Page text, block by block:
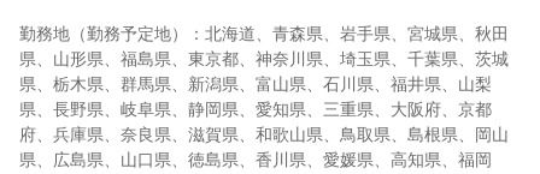
勤務地（勤務予定地）：北海道、青森県、岩手県、宮城県、秋田
県、山形県、福島県、東京都、神奈川県、埼玉県、千葉県、茨城
県、栃木県、群馬県、新潟県、富山県、石川県、福井県、山梨
県、長野県、岐阜県、静岡県、愛知県、三重県、大阪府、京都
府、兵庫県、奈良県、滋賀県、和歌山県、鳥取県、島根県、岡山
県、広島県、山口県、徳島県、香川県、愛媛県、高知県、福岡